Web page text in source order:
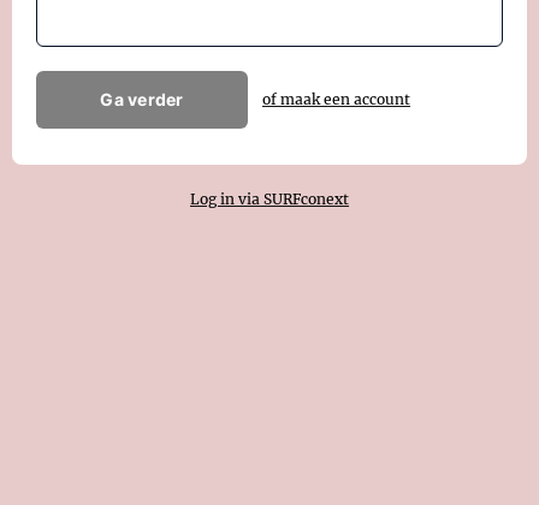
Ga verder of maak een account
Log in via SURFconext